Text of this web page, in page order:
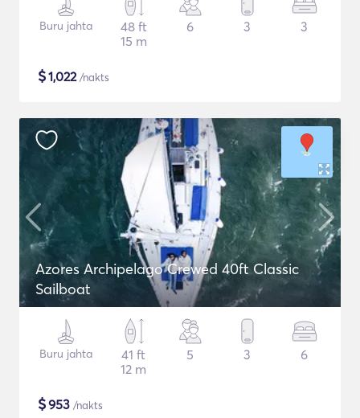
Buru jahta
48 ft
15 m
6 3 3
$1,022/nakts
Azores Archipelago Crewed 40ft Classic
Sailboat
Buru jahta
41 ft
12 m
5 3 6
$953 /nakts